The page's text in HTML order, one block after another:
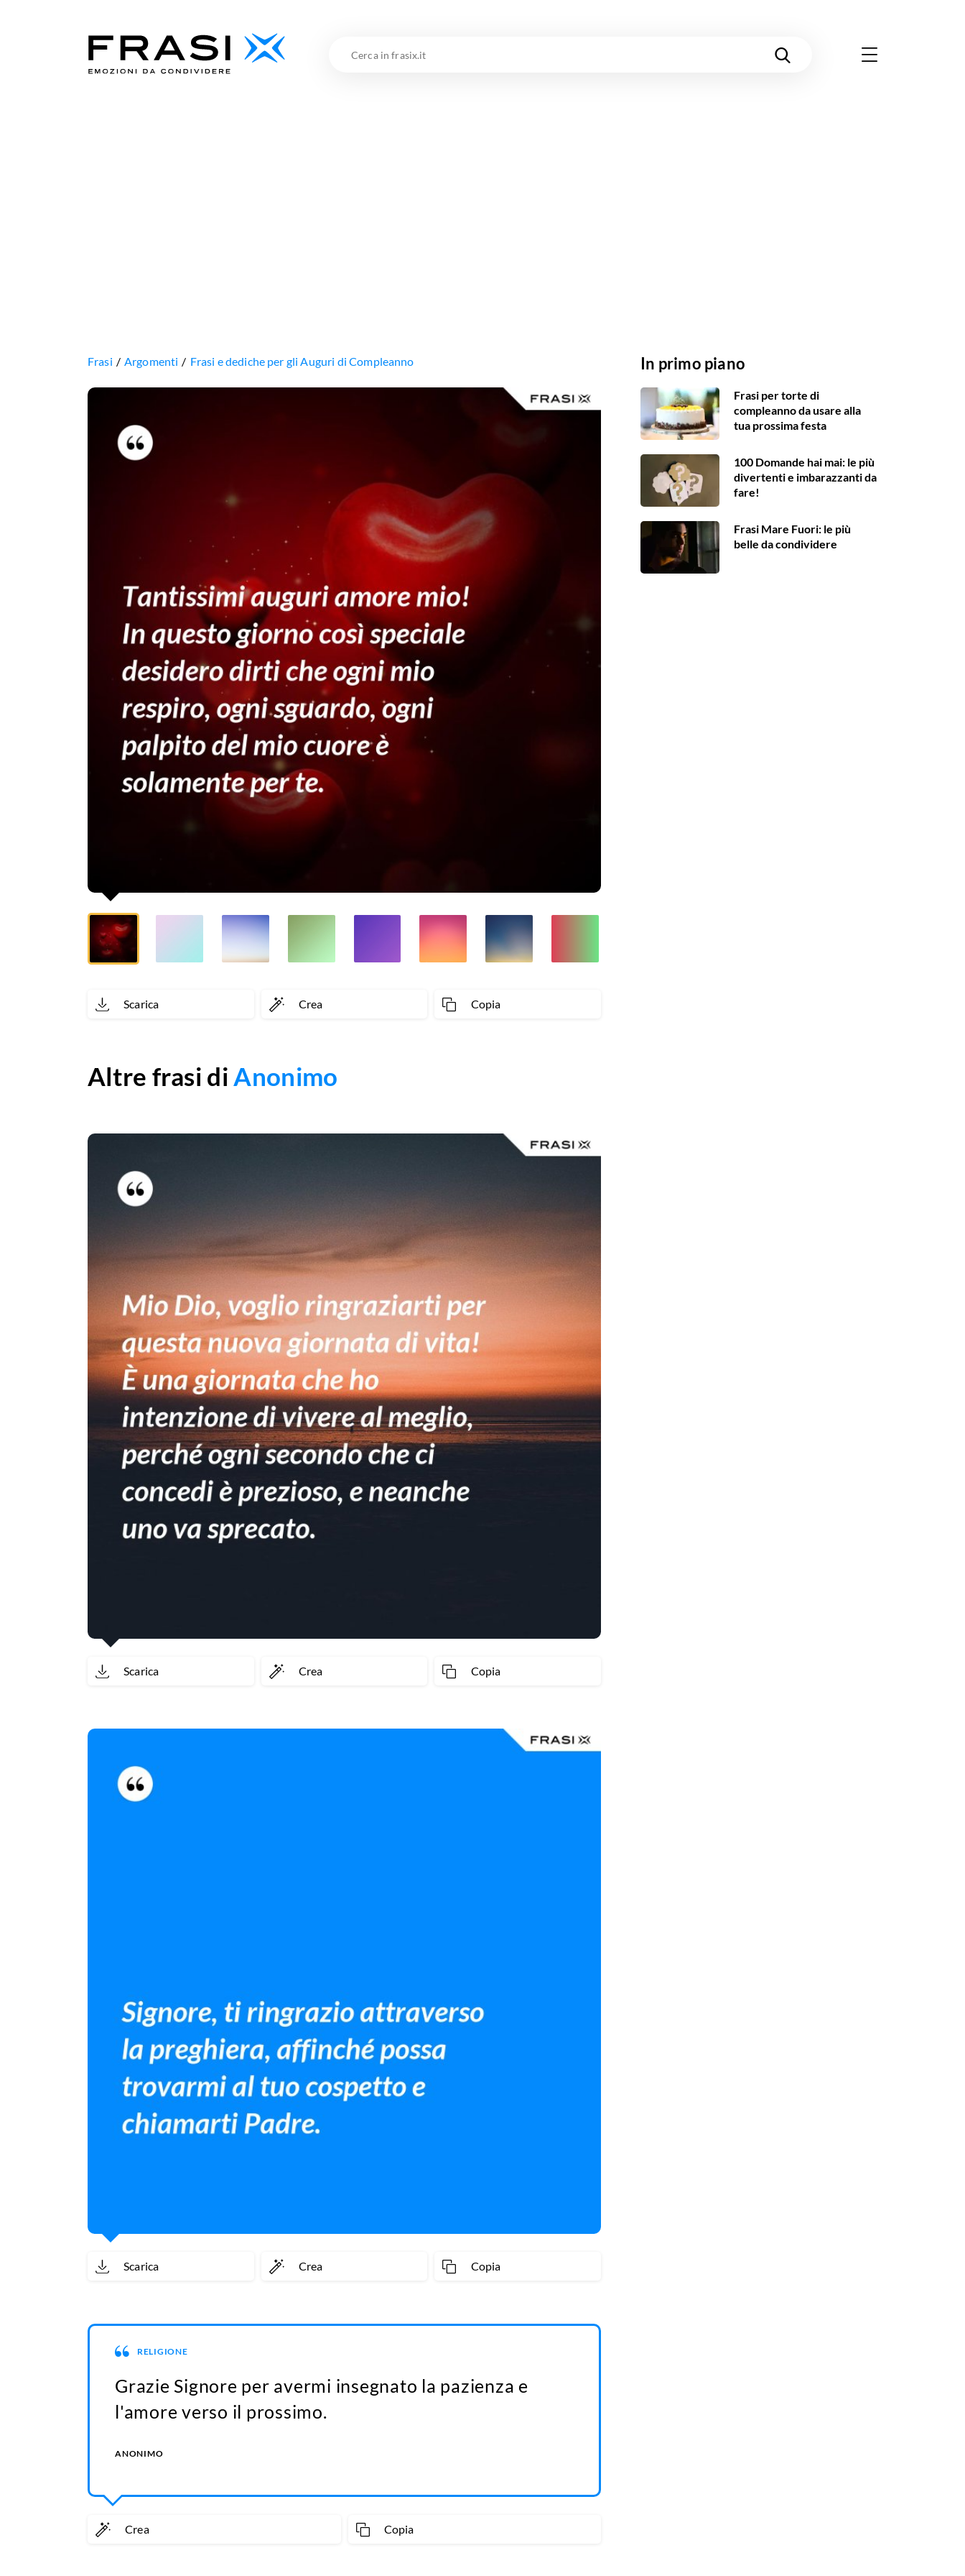
Frasi Argomenti Frasi e dediche per gli Auguri di Compleanno
Tantissimi
auguri
amore
così
speciale
desidero
dirti
che
ogni
mio
respiro,
palpito
del
mio
è
per
Scarica Crea Copia
Altre frasi di Anonimo
Scarica Crea Copia
Scarica Crea Copia
RELIGIONE
Grazie Signore per avermi insegnato la pazienza e
l'amore verso il prossimo.
ANONIMO
Crea Copia
In primo piano
Frasi per torte di
compleanno da usare alla
tua prossima festa
100 Domande hai mai: le più
divertenti e imbarazzanti da
fare!
Frasi Mare Fuori: le più
belle da condividere